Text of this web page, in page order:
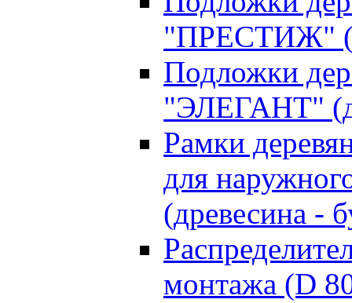
"ПРЕСТИЖ"
Подложки
"ЭЛЕГАНТ"
Рамки
для
(древесина -
монтажа (D